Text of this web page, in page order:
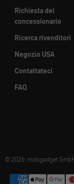
Richiesta del
concessionario
Ricerca rivenditori
Negozio USA
Contattateci
FAQ
© 2026, motogadget